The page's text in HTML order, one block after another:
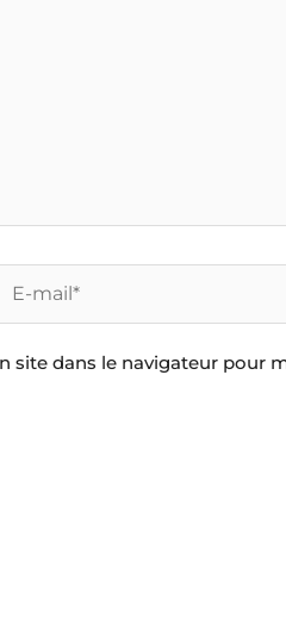
mail*
site dans le navigateur pour